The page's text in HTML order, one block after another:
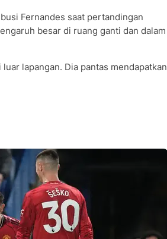
Fernandes saat pertandingan
besar di ruang ganti dan dalam
lapangan. Dia pantas mendapatkan